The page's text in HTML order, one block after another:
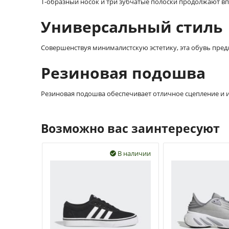
Универсальный стиль
Совершенствуя минималистскую эстетику, эта обувь
Резиновая подошва
Резиновая подошва обеспечивает отличное сцепление
Возможно вас заинтересуют
В наличии
